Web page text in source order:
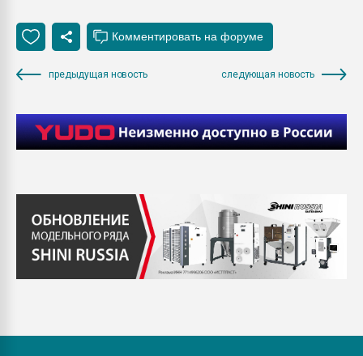
предыдущая новость следующая новость